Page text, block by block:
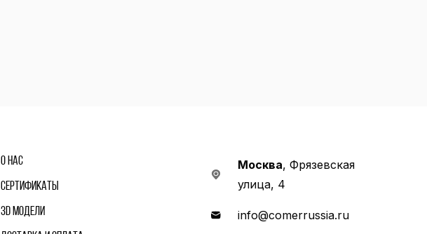
О нас
Сертификаты
3D модели
Москва, Фрязевская
улица, 4
info@comerrussia.ru